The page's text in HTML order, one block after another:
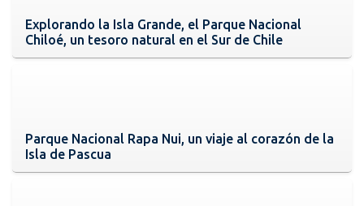
Explorando la Isla Grande, el Parque Nacional
Chiloé, un tesoro natural en el Sur de Chile
Parque Nacional Rapa Nui, un viaje al corazón de la
Isla de Pascua